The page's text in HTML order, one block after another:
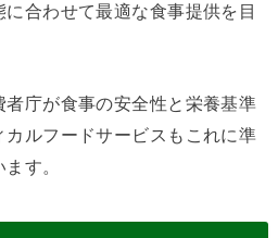
合わせて最適な食事提供を目
庁が食事の安全性と栄養基準
カルフードサービスもこれに準
す。